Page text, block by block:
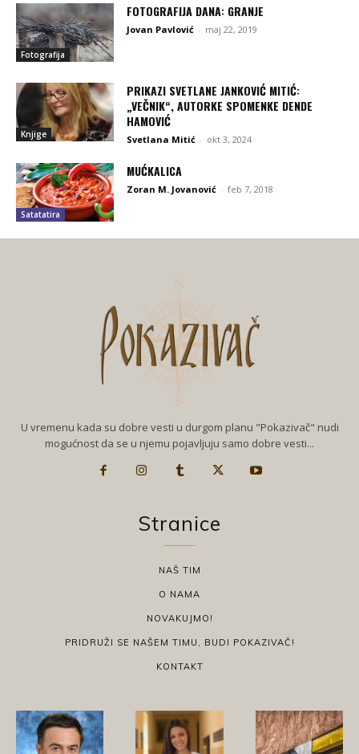
Fotografija
FOTOGRAFIJA DANA: GRANJE
Jovan Pavlović - maj 22, 2019
Knjige
PRIKAZI SVETLANE JANKOVIĆ MITIĆ:
„VEČNIK“, AUTORKE SPOMENKE DENDE
HAMOVIĆ
Svetlana Mitić - okt 3, 2024
Satatatira
MUĆKALICA
Zoran M. Jovanović - feb 7, 2018
U vremenu kada su dobre vesti u durgom planu "Pokazivač" nudi
mogućnost da se u njemu pojavljuju samo dobre vesti...
Stranice
NAŠ TIM
O NAMA
NOVAKUJMO!
PRIDRUŽI SE NAŠEM TIMU, BUDI POKAZIVAČ!
KONTAKT